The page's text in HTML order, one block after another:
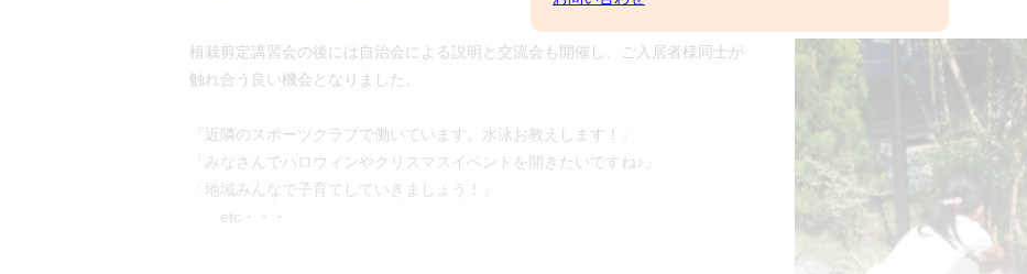
植栽剪定講習会の後には自治会による説明と交流会も開催し、ご入居者様同士が
触れ合う良い機会となりました。
「近隣のスポーツクラブで働いています。水泳お教えします！」
「みなさんでハロウィンやクリスマスイベントを開きたいですね♪」
「地域みんなで子育てしていきましょう！」
etc・・・